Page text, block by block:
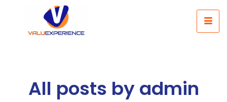
All posts by admin